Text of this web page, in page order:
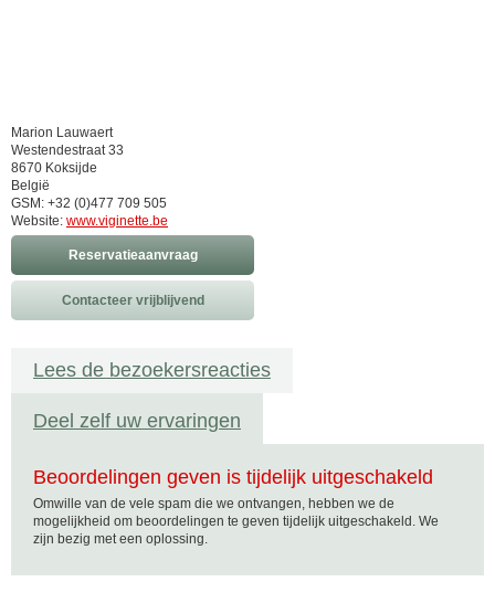
Marion Lauwaert
Westendestraat 33
8670 Koksijde
België
GSM: +32 (0)477 709 505
Website: www.viginette.be
Reservatieaanvraag
Contacteer vrijblijvend
Lees de bezoekersreacties
Deel zelf uw ervaringen
Beoordelingen geven is tijdelijk uitgeschakeld
Omwille van de vele spam die we ontvangen, hebben we de
mogelijkheid om beoordelingen te geven tijdelijk uitgeschakeld. We
zijn bezig met een oplossing.